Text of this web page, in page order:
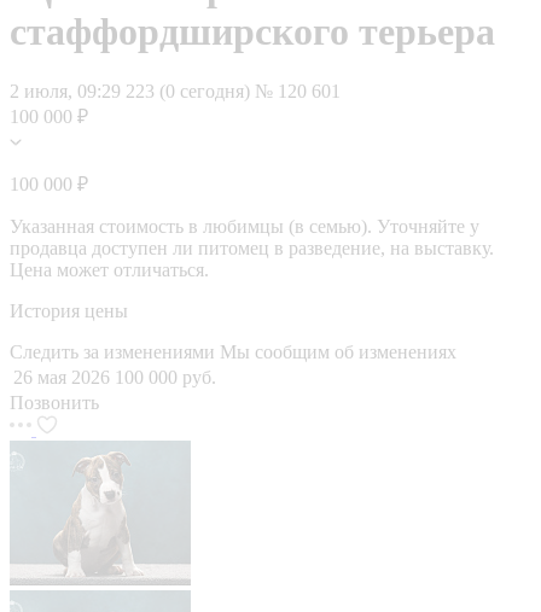
стаффордширского терьера
2 июля, 09:29 223 (0 сегодня) № 120 601
100 000 ₽
100 000 ₽
Указанная стоимость в любимцы (в семью). Уточняйте у
продавца доступен ли питомец в разведение, на выставку.
Цена может отличаться.
История цены
Следить за изменениями Мы сообщим об изменениях
26 мая 2026 100 000 руб.
Позвонить